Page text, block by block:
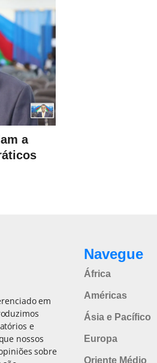
a
em
e
nossos
sobre
Navegue
África
Américas
Ásia e Pacífico
Europa
Oriente Médio